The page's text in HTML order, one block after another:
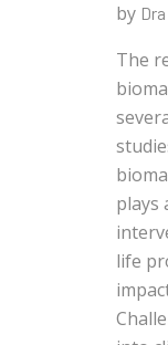
by
The
plays
life